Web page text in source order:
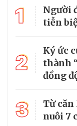
1
Người
tiễn
2
Ký ức
thành
đồng
3
Từ
nuôi 7